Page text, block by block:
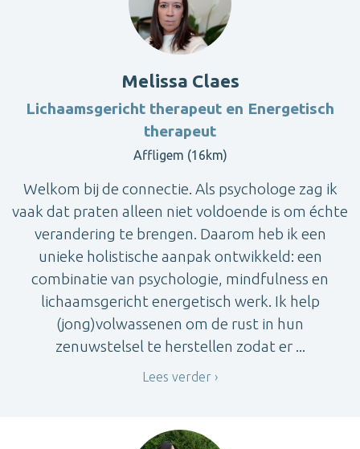
Melissa Claes
Lichaamsgericht therapeut en Energetisch
therapeut
Affligem (16km)
Welkom bij de connectie. Als psychologe zag ik
vaak dat praten alleen niet voldoende is om échte
verandering te brengen. Daarom heb ik een
unieke holistische aanpak ontwikkeld: een
combinatie van psychologie, mindfulness en
lichaamsgericht energetisch werk. Ik help
(jong)volwassenen om de rust in hun
zenuwstelsel te herstellen zodat er ...
Lees verder